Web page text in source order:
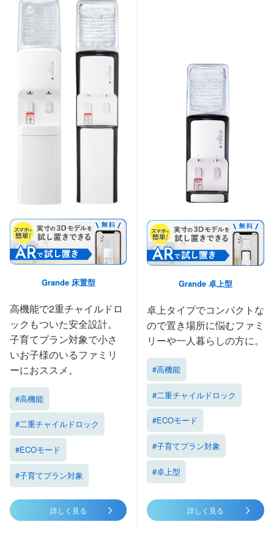
Grande 床置型​
高機能で2重チャイルドロ
ックもついた安全設計。
子育てプラン対象で小さ
いお子様のいるファミリ
ーにおススメ。
#高機能
#二重チャイルドロック
#ECOモード
#子育てプラン対象
詳しく見る
Grande 卓上型​​
卓上タイプでコンパクトな
ので置き場所に悩むファミ
リーや一人暮らしの方に。​
#高機能
#二重チャイルドロック
#ECOモード
#子育てプラン対象
#卓上型
詳しく見る